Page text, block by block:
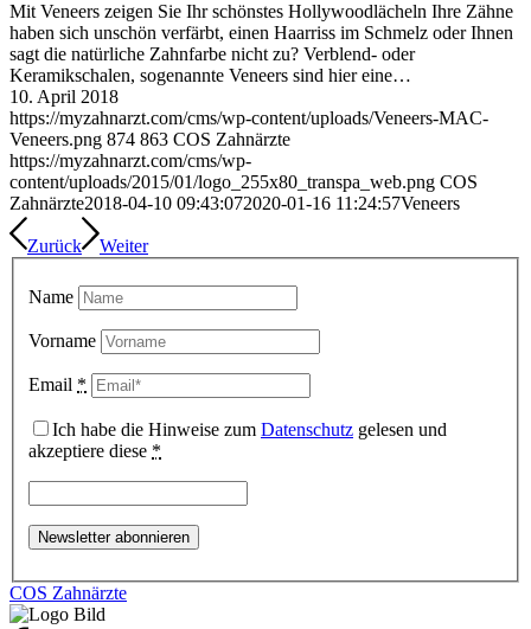
Mit Veneers zeigen Sie Ihr schönstes Hollywoodlächeln Ihre Zähne
haben sich unschön verfärbt, einen Haarriss im Schmelz oder Ihnen
sagt die natürliche Zahnfarbe nicht zu? Verblend- oder
Keramikschalen, sogenannte Veneers sind hier eine…
10. April 2018
https://myzahnarzt.com/cms/wp-content/uploads/Veneers-MAC-
Veneers.png 874 863 COS Zahnärzte
https://myzahnarzt.com/cms/wp-
content/uploads/2015/01/logo_255x80_transpa_web.png COS
Zahnärzte2018-04-10 09:43:072020-01-16 11:24:57Veneers
Zurück Weiter
Name
Vorname
Email *
Ich habe die Hinweise zum Datenschutz gelesen und
akzeptiere diese *
COS Zahnärzte